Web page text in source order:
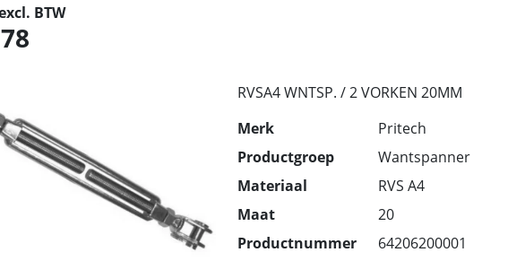
BTW
RVSA4 WNTSP. / 2 VORKEN 20MM
Merk
Pritech
Productgroep
Wantspanner
Materiaal
RVS A4
Maat
20
Productnummer
64206200001